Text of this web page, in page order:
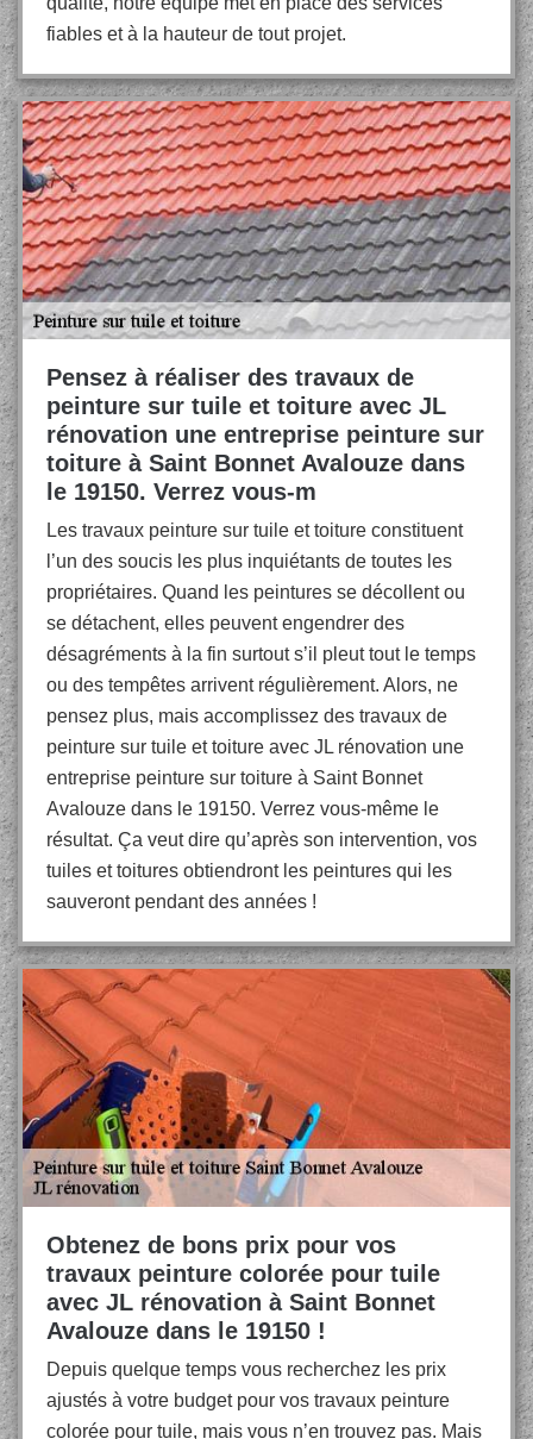
fiables et à la hauteur de tout projet.
Pensez à réaliser des travaux de
peinture sur tuile et toiture avec JL
rénovation une entreprise peinture sur
toiture à Saint Bonnet Avalouze dans
le 19150. Verrez vous-m
Les travaux peinture sur tuile et toiture constituent
l’un des soucis les plus inquiétants de toutes les
propriétaires. Quand les peintures se décollent ou
se détachent, elles peuvent engendrer des
désagréments à la fin surtout s’il pleut tout le temps
ou des tempêtes arrivent régulièrement. Alors, ne
pensez plus, mais accomplissez des travaux de
peinture sur tuile et toiture avec JL rénovation une
entreprise peinture sur toiture à Saint Bonnet
Avalouze dans le 19150. Verrez vous-même le
résultat. Ça veut dire qu’après son intervention, vos
tuiles et toitures obtiendront les peintures qui les
sauveront pendant des années !
Obtenez de bons prix pour vos
travaux peinture colorée pour tuile
avec JL rénovation à Saint Bonnet
Avalouze dans le 19150 !
Depuis quelque temps vous recherchez les prix
ajustés à votre budget pour vos travaux peinture
colorée pour tuile, mais vous n’en trouvez pas. Mais